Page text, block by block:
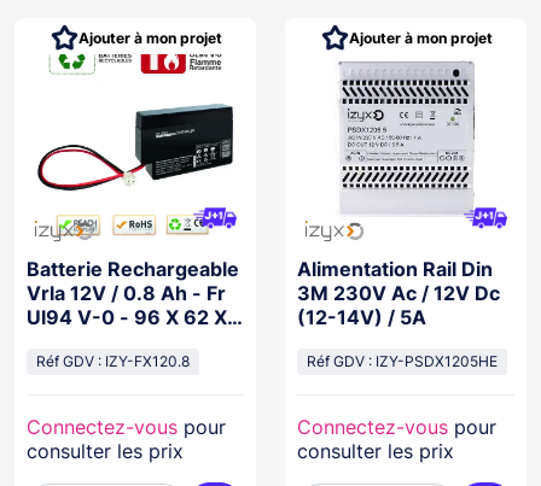
Batterie Rechargeable
Vrla 12V / 0.8 Ah - Fr
Ul94 V-0 - 96 X 62 X
Réf GDV : IZY-FX120.8
Connectez-vous pour
consulter les prix
Ajouter à mon projet
Alimentation Rail Din
3M 230V Ac / 12V Dc
(12-14V) / 5A
Réf GDV : IZY-PSDX1205HE
Connectez-vous pour
consulter les prix
Ajouter à mon projet